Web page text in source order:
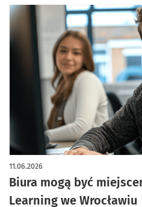
Biura mogą być
Learning we Wrocławiu
11.06.2026